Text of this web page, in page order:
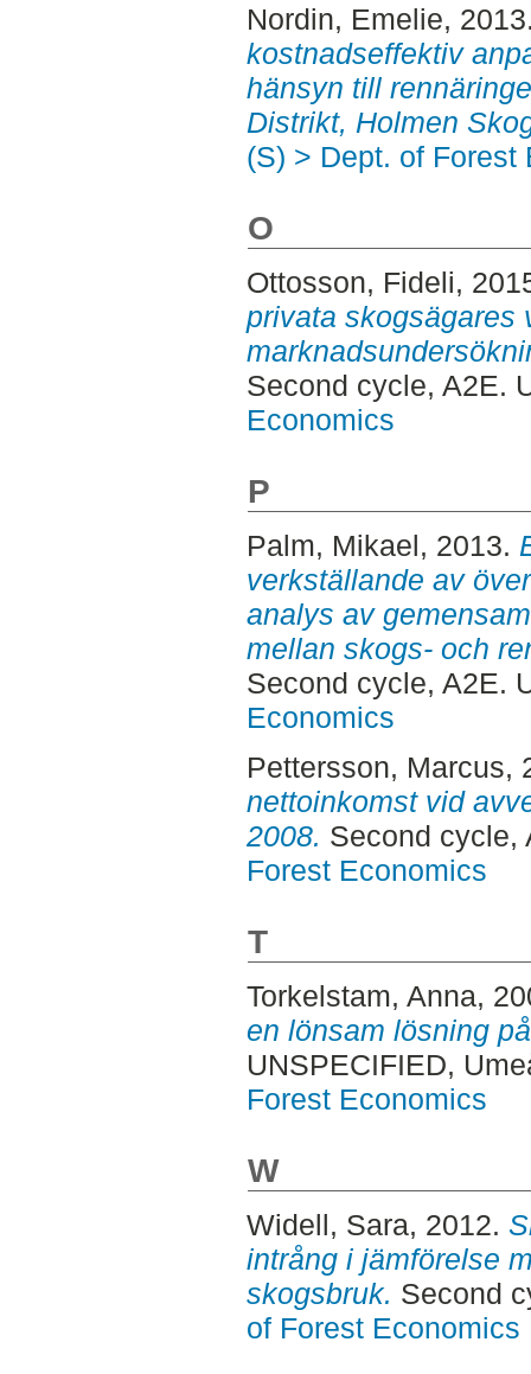
Nordin, Emelie,
kostnadseffektiv
hänsyn till
Distrikt, Holmen
(S) > Dept. of Forest
O
Ottosson, Fideli,
privata skogsägares
Second cycle, A2E.
Economics
P
Palm, Mikael, 2013.
verkställande av
analys av
mellan skogs- och
Second cycle, A2E.
Economics
Pettersson, Marcus,
nettoinkomst vid
2008. Second cycle,
Forest Economics
T
Torkelstam, Anna,
en lönsam lösning
UNSPECIFIED,
Forest Economics
W
Widell, Sara, 2012.
intrång i jämförelse
skogsbruk. Second
of Forest Economics